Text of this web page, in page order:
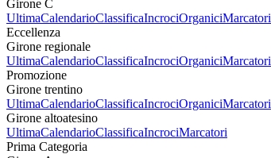
Girone C
UltimaCalendarioClassificaIncrociOrganiciMarcatori
Eccellenza
Girone regionale
UltimaCalendarioClassificaIncrociOrganiciMarcatori
Promozione
Girone trentino
UltimaCalendarioClassificaIncrociOrganiciMarcatori
Girone altoatesino
UltimaCalendarioClassificaIncrociMarcatori
Prima Categoria